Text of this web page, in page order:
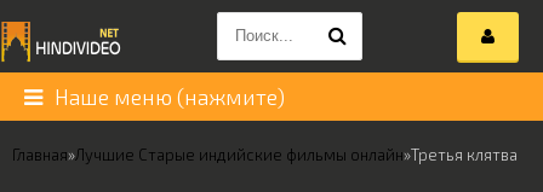
Наше меню (нажмите)
Главная»Лучшие Старые индийские фильмы онлайн»Третья клятва